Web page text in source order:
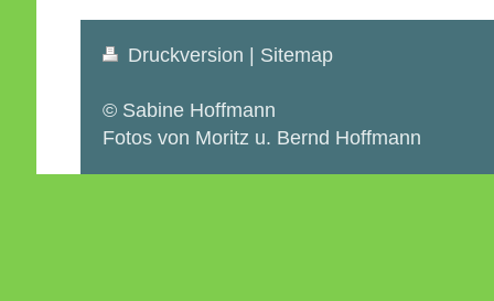
Druckversion Sitemap
© Sabine Hoffmann
Fotos von Moritz u. Bernd Hoffmann